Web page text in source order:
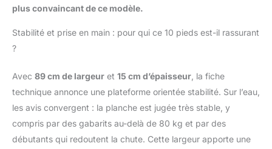
plus convaincant de ce modèle.
Stabilité et prise en main : pour qui ce 10 pieds est-il rassurant
?
Avec 89 cm de largeur et 15 cm d’épaisseur, la fiche
technique annonce une plateforme orientée stabilité. Sur l’eau,
les avis convergent : la planche est jugée très stable, y
compris par des gabarits au-delà de 80 kg et par des
débutants qui redoutent la chute. Cette largeur apporte une